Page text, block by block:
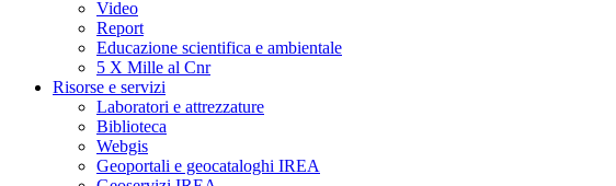
Video
Report
Educazione scientifica e ambientale
5 X Mille al Cnr
Risorse e servizi
Laboratori e attrezzature
Biblioteca
Webgis
Geoportali e geocataloghi IREA